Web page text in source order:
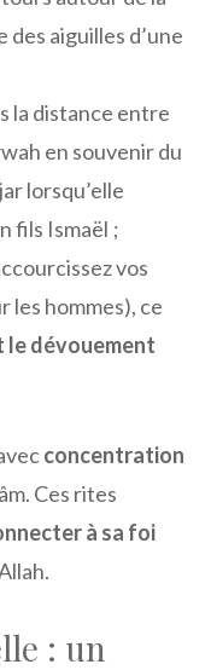
des aiguilles d’une
la distance entre
en souvenir du
lorsqu’elle
fils Ismaël ;
vos
les hommes), ce
le dévouement
concentration
Ces rites
à sa foi
: un